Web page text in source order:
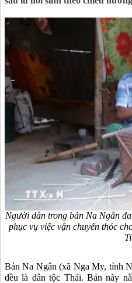
Người dân trong bản Na Ngân
phục vụ việc vận chuyển thóc
Bản Na Ngân (xã Nga My, tỉnh
đều là dân tộc Thái. Bản này